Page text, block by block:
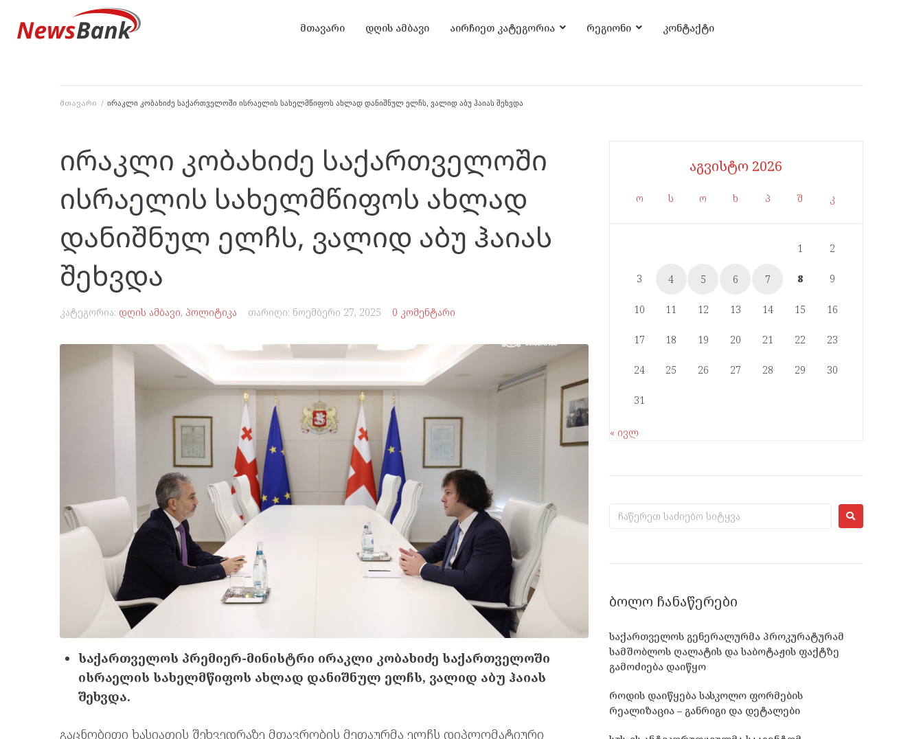
მთავარი დღის ამბავი აირჩიეთ კატეგორია რეგიონი კონტაქტი
მთავარი / ირაკლი კობახიძე საქართველოში ისრაელის სახელმწიფოს ახლად დანიშნულ ელჩს, ვალიდ აბუ ჰაიას შეხვდა
ირაკლი კობახიძე საქართველოში
ისრაელის სახელმწიფოს ახლად
დანიშნულ ელჩს, ვალიდ აბუ ჰაიას
შეხვდა
კატეგორია: დღის ამბავი, პოლიტიკა თარიღი: ნოემბერი 27, 2025 0 კომენტარი
საქართველოს პრემიერ-მინისტრი ირაკლი კობახიძე საქართველოში
ისრაელის სახელმწიფოს ახლად დანიშნულ ელჩს, ვალიდ აბუ ჰაიას
შეხვდა.
გაცნობითი ხასიათის შეხვედრაზე მთავრობის მეთაურმა ელჩს დიპლომატიური
აგვისტო 2026
ო ს ო ხ პ შ კ
1 2
3 4 5 6 7 8 9
10 11 12 13 14 15 16
17 18 19 20 21 22 23
24 25 26 27 28 29 30
31
« ივლ
ᲑᲝᲚᲝ ᲩᲐᲜᲐᲬᲔᲠᲔᲑᲘ
საქართველოს გენერალურმა პროკურატურამ
სამშობლოს ღალატის და საბოტაჟის ფაქტზე
გამოძიება დაიწყო
როდის დაიწყება სასკოლო ფორმების
რეალიზაცია – განრიგი და დეტალები